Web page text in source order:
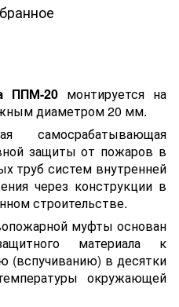
ППМ-20 монтируется на
диаметром 20 мм.
самосрабатывающая
защиты от пожаров в
труб систем внутренней
через конструкции в
строительстве.
муфты основан
материала к
(вспучиванию) в десятки
окружающей